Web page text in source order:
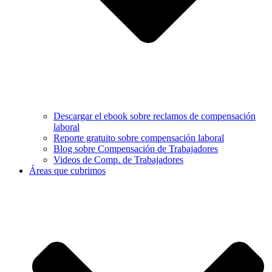
Descargar el ebook sobre reclamos de compensación
laboral
Reporte gratuito sobre compensación laboral
Blog sobre Compensación de Trabajadores
Videos de Comp. de Trabajadores
Áreas que cubrimos